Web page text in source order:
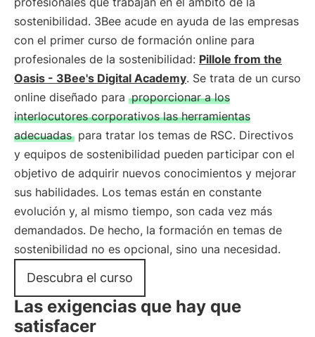
sostenibilidad. 3Bee acude en ayuda de las empresas
con el primer curso de formación online para
profesionales de la sostenibilidad: Pillole from the
Oasis - 3Bee's Digital Academy. Se trata de un curso
online diseñado para proporcionar a los
interlocutores corporativos las herramientas
adecuadas para tratar los temas de RSC. Directivos
y equipos de sostenibilidad pueden participar con el
objetivo de adquirir nuevos conocimientos y mejorar
sus habilidades. Los temas están en constante
evolución y, al mismo tiempo, son cada vez más
demandados. De hecho, la formación en temas de
sostenibilidad no es opcional, sino una necesidad.
Descubra el curso
Las exigencias que hay que
satisfacer